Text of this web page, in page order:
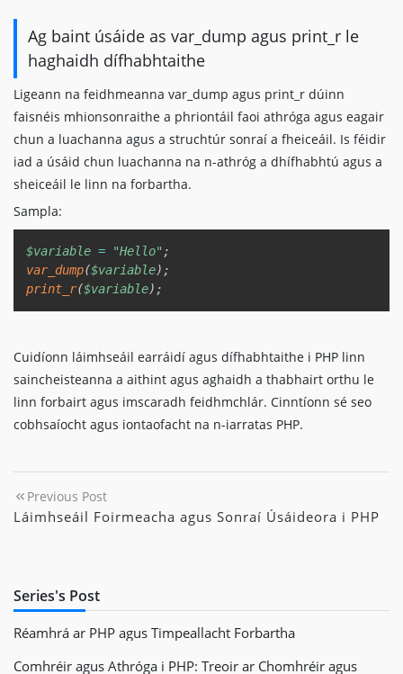
Ag baint úsáide as var_dump agus print_r le
haghaidh dífhabhtaithe
Ligeann na feidhmeanna var_dump agus print_r dúinn
faisnéis mhionsonraithe a phriontáil faoi athróga agus eagair
chun a luachanna agus a struchtúr sonraí a fheiceáil. Is féidir
iad a úsáid chun luachanna na n-athróg a dhífhabhtú agus a
sheiceáil le linn na forbartha.
Sampla:
$variable = "Hello" ;
var_dump($variable) ;
print_r($variable) ;
Cuidíonn láimhseáil earráidí agus dífhabhtaithe i PHP linn
saincheisteanna a aithint agus aghaidh a thabhairt orthu le
linn forbairt agus imscaradh feidhmchlár. Cinntíonn sé seo
cobhsaíocht agus iontaofacht na n-iarratas PHP.
Previous Post
Láimhseáil Foirmeacha agus Sonraí Úsáideora i PHP
Series's Post
Réamhrá ar PHP agus Timpeallacht Forbartha
Comhréir agus Athróga i PHP: Treoir ar Chomhréir agus